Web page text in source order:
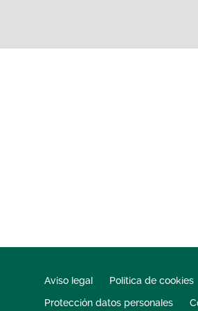
Aviso legal Política de cookies
Protección datos personales